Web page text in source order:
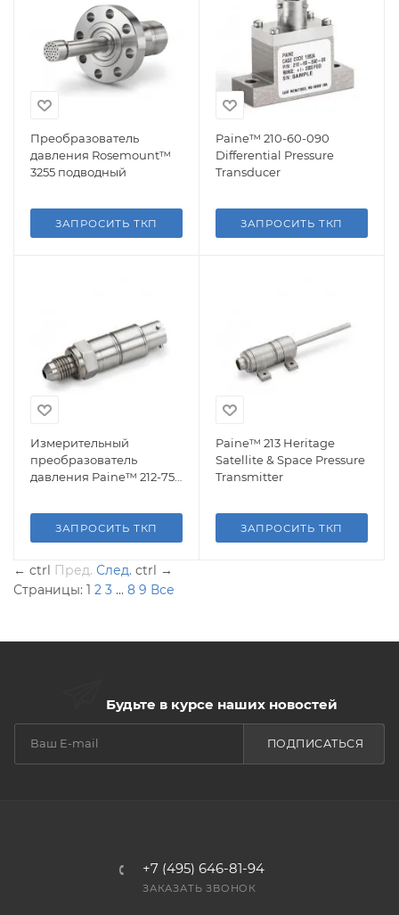
Преобразователь
давления Rosemount™
3255 подводный
ЗАПРОСИТЬ ТКП
Paine™ 210-60-090
Differential Pressure
Transducer
ЗАПРОСИТЬ ТКП
Измерительный
преобразователь
давления Paine™ 212-75-
ЗАПРОСИТЬ ТКП
Paine™ 213 Heritage
Satellite & Space Pressure
Transmitter
ЗАПРОСИТЬ ТКП
← ctrl Пред. След. ctrl →
Страницы: 1 2 3 ... 8 9 Все
Будьте в курсе наших новостей
ПОДПИСАТЬСЯ
+7 (495) 646-81-94
ЗАКАЗАТЬ ЗВОНОК